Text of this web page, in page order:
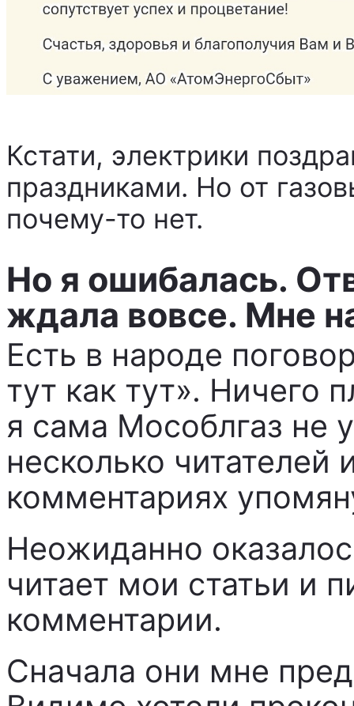
Кстати, электрики
праздниками. Но от
почему-то нет.
Но я ошибалась.
ждала вовсе. Мне
Есть в народе
тут как тут». Ничего
я сама Мособлгаз не
несколько читателей
комментариях
Неожиданно
читает мои статьи и
комментарии.
Сначала они мне